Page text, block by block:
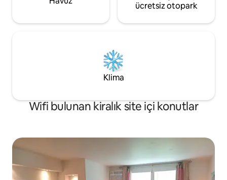
ücretsiz otopark
Klima
Wifi bulunan kiralık site içi konutlar